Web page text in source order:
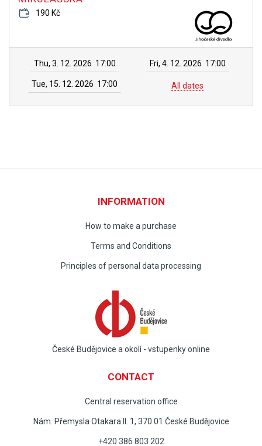
190 Kč
Thu, 3. 12. 2026 17:00 Fri, 4. 12. 2026 17:00
Tue, 15. 12. 2026 17:00 All dates
INFORMATION
How to make a purchase
Terms and Conditions
Principles of personal data processing
České Budějovice a okolí - vstupenky online
CONTACT
Central reservation office
Nám. Přemysla Otakara II. 1, 370 01 České Budějovice
+420 386 803 202